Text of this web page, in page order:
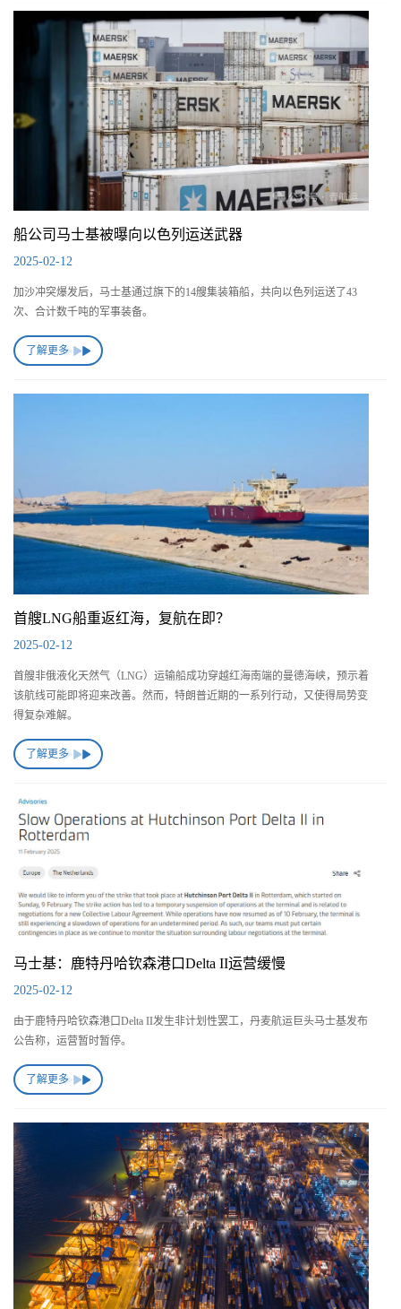
船公司马士基被曝向以色列运送武器
2025-02-12
加沙冲突爆发后，马士基通过旗下的14艘集装箱船，共向以色列运送了43
次、合计数千吨的军事装备。
了解更多
首艘LNG船重返红海，复航在即？
2025-02-12
首艘非俄液化天然气（LNG）运输船成功穿越红海南端的曼德海峡，预示着
该航线可能即将迎来改善。然而，特朗普近期的一系列行动，又使得局势变
得复杂难解。
了解更多
马士基：鹿特丹哈钦森港口Delta II运营缓慢
2025-02-12
由于鹿特丹哈钦森港口Delta II发生非计划性罢工，丹麦航运巨头马士基发布
公告称，运营暂时暂停。
了解更多